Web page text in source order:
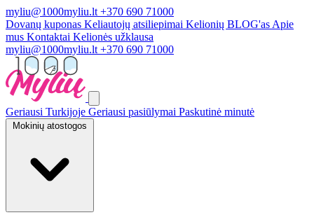
myliu@1000myliu.lt +370 690 71000
Dovanų kuponas Keliautojų atsiliepimai Kelionių BLOG'as Apie
mus Kontaktai Kelionės užklausa
myliu@1000myliu.lt +370 690 71000
Geriausi Turkijoje Geriausi pasiūlymai Paskutinė minutė
Mokinių atostogos